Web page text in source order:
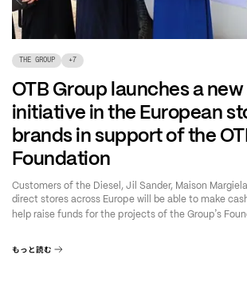
THE GROUP +7
OTB Group launches a
initiative in the European
brands in support of the
Foundation
Customers of the Diesel, Jil Sander, Maison
direct stores across Europe will be able to make
help raise funds for the projects of the Group’s
もっと読む